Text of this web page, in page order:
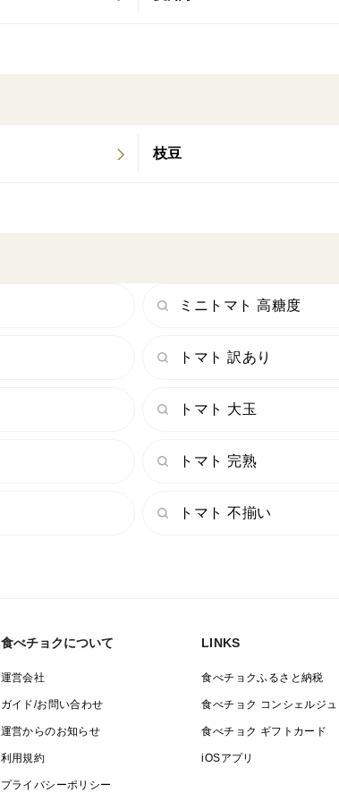
枝豆
ミニトマト 高糖度
トマト 訳あり
トマト 大玉
トマト 完熟
トマト 不揃い
食べチョクについて
運営会社
ガイド/お問い合わせ
運営からのお知らせ
利用規約
プライバシーポリシー
LINKS
食べチョクふるさと納税
食べチョク コンシェルジュ
食べチョク ギフトカード
iOSアプリ